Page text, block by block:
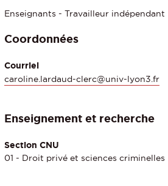
Enseignants - Travailleur indépendant
Coordonnées
Courriel
caroline.lardaud-clerc@univ-lyon3.fr
Enseignement et recherche
Section CNU
01 - Droit privé et sciences criminelles